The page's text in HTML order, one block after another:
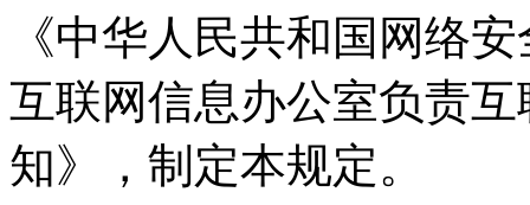
《中华人民共和国网络
互联网信息办公室负责
知》，制定本规定。